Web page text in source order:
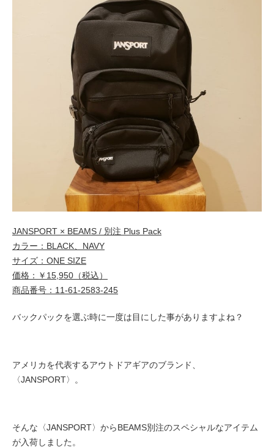
JANSPORT × BEAMS / 別注 Plus Pack
カラー：BLACK、NAVY
サイズ：ONE SIZE
価格：￥15,950（税込）
商品番号：11-61-2583-245
バックパックを選ぶ時に一度は目にした事がありますよね？
アメリカを代表するアウトドアギアのブランド、
〈JANSPORT〉。
そんな〈JANSPORT〉からBEAMS別注のスペシャルなアイテム
が入荷しました。